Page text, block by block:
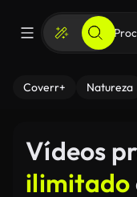
Coverr+ Natureza
Vídeos
ilimitado